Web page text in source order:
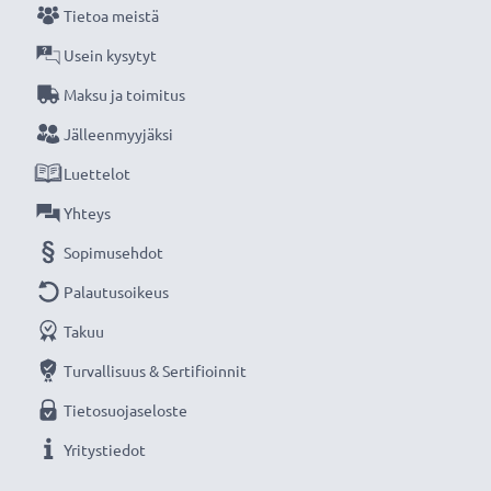
Tietoa meistä
Usein kysytyt
Maksu ja toimitus
Jälleenmyyjäksi
Luettelot
Yhteys
Sopimusehdot
Palautusoikeus
Takuu
Turvallisuus & Sertifioinnit
Tietosuojaseloste
Yritystiedot